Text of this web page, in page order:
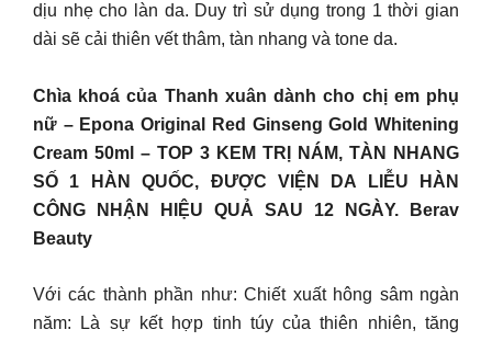
dịu nhẹ cho làn da. Duy trì sử dụng trong 1 thời gian
dài sẽ cải thiên vết thâm, tàn nhang và tone da.
Chìa khoá của Thanh xuân dành cho chị em phụ
nữ – Epona Original Red Ginseng Gold Whitening
Cream 50ml – TOP 3 KEM TRỊ NÁM, TÀN NHANG
SỐ 1 HÀN QUỐC, ĐƯỢC VIỆN DA LIỄU HÀN
CÔNG NHẬN HIỆU QUẢ SAU 12 NGÀY. Berav
Beauty
Với các thành phần như: Chiết xuất hông sâm ngàn
năm: Là sự kết hợp tinh túy của thiên nhiên, tăng